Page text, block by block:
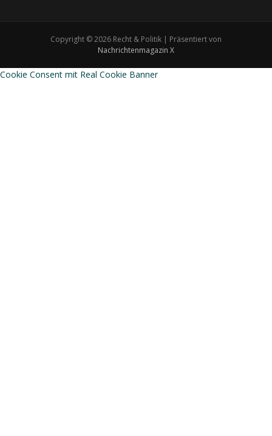
Copyright © 2026 Recht & Politik | Präsentiert von
Nachrichtenmagazin X
Cookie Consent mit Real Cookie Banner